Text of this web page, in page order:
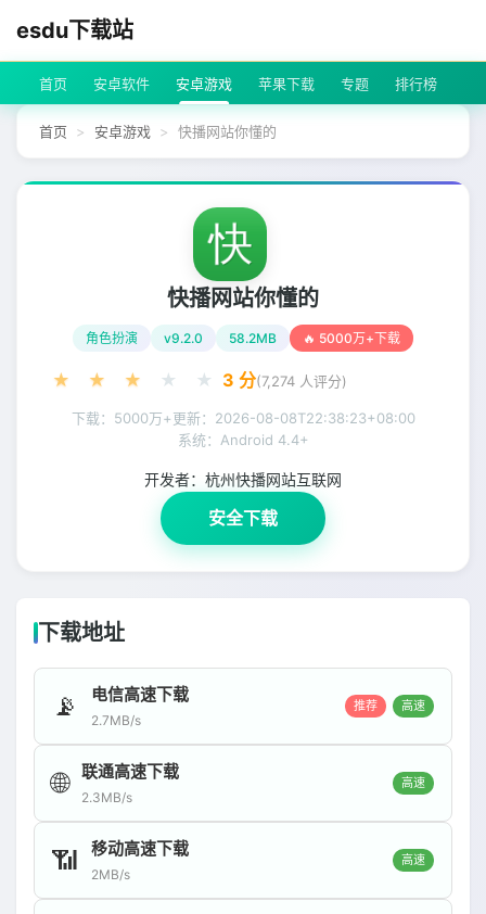
esdu下载站
首页 安卓软件 安卓游戏 苹果下载 专题 排行榜
首页 安卓游戏 快播网站你懂的
快播网站你懂的
角色扮演 v9.2.0 58.2MB 🔥 5000万+下载
★ ★ ★ ★ ★ 3 分(7,274 人评分)
下载：5000万+更新： 2026-08-08T22:38:23+08:00
系统：Android 4.4+
开发者： 杭州快播网站互联网
安全下载
下载地址
📡 电信高速下载
2.7MB/s
推荐 高速
🌐 联通高速下载
2.3MB/s
高速
📶 移动高速下载
2MB/s
高速